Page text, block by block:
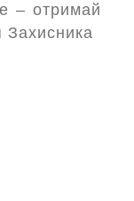
– отримай
Захисника